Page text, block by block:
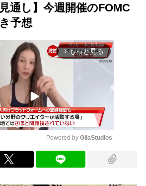
通し】今週開催のFOMC
予想
arrow_forward_ios もっと見る
Powered by GliaStudios